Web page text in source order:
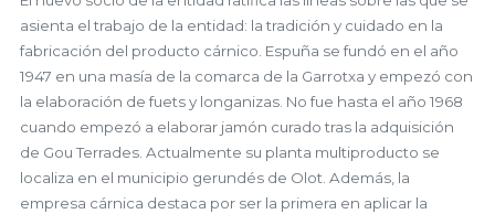
asienta el trabajo de la entidad: la tradición y cuidado en la
fabricación del producto cárnico. Espuña se fundó en el año
1947 en una masía de la comarca de la Garrotxa y empezó con
la elaboración de fuets y longanizas. No fue hasta el año 1968
cuando empezó a elaborar jamón curado tras la adquisición
de Gou Terrades. Actualmente su planta multiproducto se
localiza en el municipio gerundés de Olot. Además, la
empresa cárnica destaca por ser la primera en aplicar la